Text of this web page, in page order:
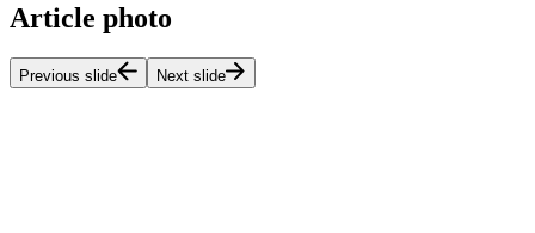
Article photo
Previous slide Next slide